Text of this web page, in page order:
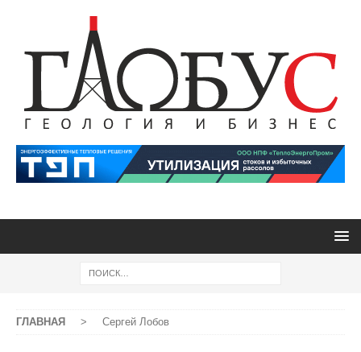
ГЛАВНАЯ > Сергей Лобов